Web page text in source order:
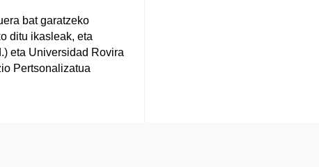
bat garatzeko
ditu ikasleak, eta
eta Universidad Rovira
Pertsonalizatua